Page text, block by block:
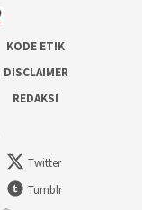
KODE ETIK
DISCLAIMER
REDAKSI
Twitter
Tumblr